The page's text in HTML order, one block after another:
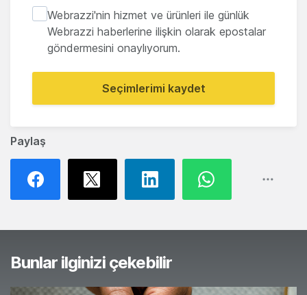
Paylaş
Webrazzi'nin hizmet ve ürünleri ile günlük
Webrazzi haberlerine ilişkin olarak epostalar
göndermesini onaylıyorum.
Seçimlerimi kaydet
Bunlar ilginizi çekebilir